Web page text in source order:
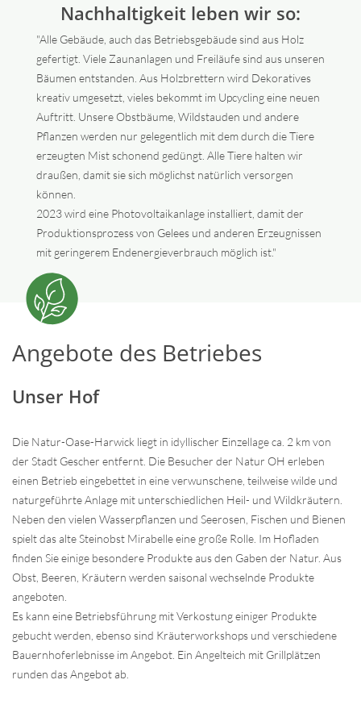
Nachhaltigkeit leben wir so:
"Alle Gebäude, auch das Betriebsgebäude sind aus Holz
gefertigt. Viele Zaunanlagen und Freiläufe sind aus unseren
Bäumen entstanden. Aus Holzbrettern wird Dekoratives
kreativ umgesetzt, vieles bekommt im Upcycling eine neuen
Auftritt. Unsere Obstbäume, Wildstauden und andere
Pflanzen werden nur gelegentlich mit dem durch die Tiere
erzeugten Mist schonend gedüngt. Alle Tiere halten wir
draußen, damit sie sich möglichst natürlich versorgen
können.
2023 wird eine Photovoltaikanlage installiert, damit der
Produktionsprozess von Gelees und anderen Erzeugnissen
mit geringerem Endenergieverbrauch möglich ist."
Angebote des Betriebes
Unser Hof
Die Natur-Oase-Harwick liegt in idyllischer Einzellage ca. 2 km von
der Stadt Gescher entfernt. Die Besucher der Natur OH erleben
einen Betrieb eingebettet in eine verwunschene, teilweise wilde und
naturgeführte Anlage mit unterschiedlichen Heil- und Wildkräutern.
Neben den vielen Wasserpflanzen und Seerosen, Fischen und Bienen
spielt das alte Steinobst Mirabelle eine große Rolle. Im Hofladen
finden Sie einige besondere Produkte aus den Gaben der Natur. Aus
Obst, Beeren, Kräutern werden saisonal wechselnde Produkte
angeboten.
Es kann eine Betriebsführung mit Verkostung einiger Produkte
gebucht werden, ebenso sind Kräuterworkshops und verschiedene
Bauernhoferlebnisse im Angebot. Ein Angelteich mit Grillplätzen
runden das Angebot ab.